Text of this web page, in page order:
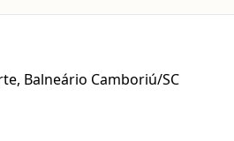
Balneário Camboriú/SC